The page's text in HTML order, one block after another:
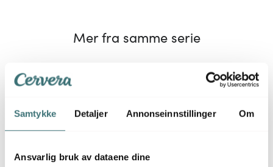
Samtykke Detaljer Annonseinnstillinger Om
Ansvarlig bruk av dataene dine
Mer fra samme serie